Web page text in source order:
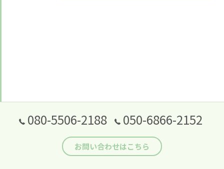
080-5506-2188 050-6866-2152
お問い合わせはこちら